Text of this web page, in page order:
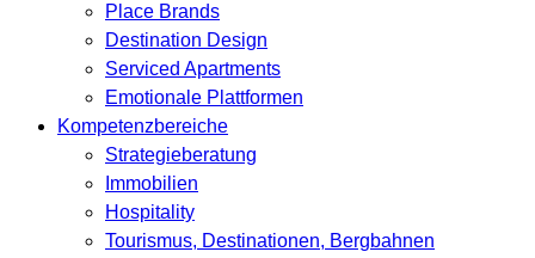
Place Brands
Destination Design
Serviced Apartments
Emotionale Plattformen
Kompetenzbereiche
Strategieberatung
Immobilien
Hospitality
Tourismus, Destinationen, Bergbahnen